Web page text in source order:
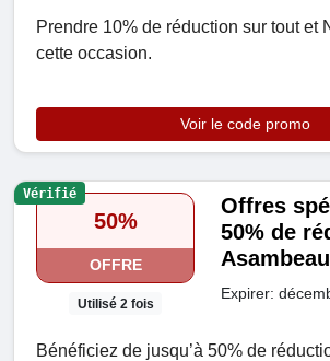
Prendre 10% de réduction sur tout et
cette occasion.
Voir le code promo
50%
OFFRE
Utilisé 2 fois
Offres
50% de
Expirer:
Bénéficiez de jusqu’à 50% de
Vérifié